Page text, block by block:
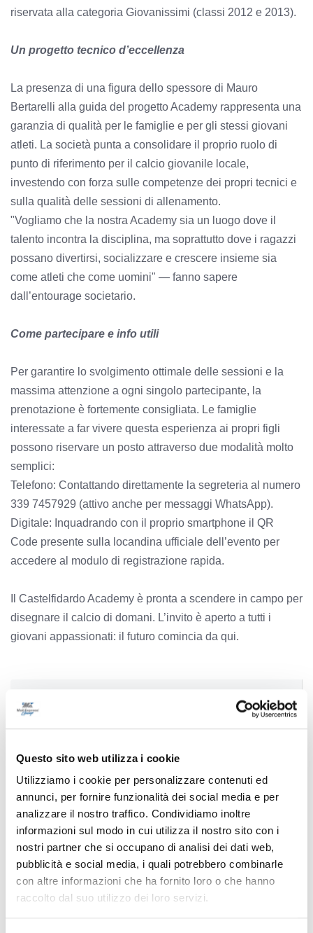
Questo sito web utilizza i cookie
Utilizziamo i cookie per personalizzare contenuti ed
annunci, per fornire funzionalità dei social media e per
analizzare il nostro traffico. Condividiamo inoltre
informazioni sul modo in cui utilizza il nostro sito con i
nostri partner che si occupano di analisi dei dati web,
pubblicità e social media, i quali potrebbero combinarle
con altre informazioni che ha fornito loro o che hanno
raccolto dal suo utilizzo dei loro servizi.
riservata alla categoria Giovanissimi (classi 2012 e 2013).
Un progetto tecnico d’eccellenza
La presenza di una figura dello spessore di Mauro
Bertarelli alla guida del progetto Academy rappresenta una
garanzia di qualità per le famiglie e per gli stessi giovani
atleti. La società punta a consolidare il proprio ruolo di
punto di riferimento per il calcio giovanile locale,
investendo con forza sulle competenze dei propri tecnici e
sulla qualità delle sessioni di allenamento.
"Vogliamo che la nostra Academy sia un luogo dove il
talento incontra la disciplina, ma soprattutto dove i ragazzi
possano divertirsi, socializzare e crescere insieme sia
come atleti che come uomini" — fanno sapere
dall’entourage societario.
Come partecipare e info utili
Per garantire lo svolgimento ottimale delle sessioni e la
massima attenzione a ogni singolo partecipante, la
prenotazione è fortemente consigliata. Le famiglie
interessate a far vivere questa esperienza ai propri figli
possono riservare un posto attraverso due modalità molto
semplici:
Telefono: Contattando direttamente la segreteria al numero
339 7457929 (attivo anche per messaggi WhatsApp).
Digitale: Inquadrando con il proprio smartphone il QR
Code presente sulla locandina ufficiale dell’evento per
accedere al modulo di registrazione rapida.
Il Castelfidardo Academy è pronta a scendere in campo per
disegnare il calcio di domani. L’invito è aperto a tutti i
giovani appassionati: il futuro comincia da qui.
Ancona, in difesa arriva l’ex Samb Sbardella
Successivo
Pesaro, scooter contro albero: muore 23enne
Tutti gli articoli